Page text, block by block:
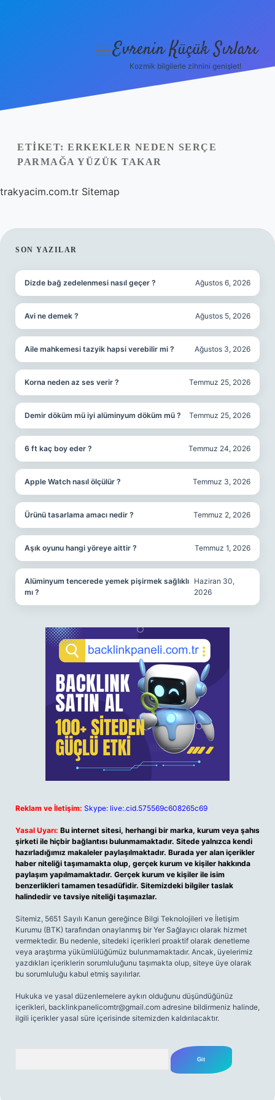
Yasal Uyarı
menüyü
Evrenin Küçük Sırları
Kozmik bilgilerle zihnini genişlet!
ETIKET: ERKEKLER NEDEN SERÇE
PARMAĞA YÜZÜK TAKAR
trakyacim.com.tr Sitemap
SIDEBAR
SON YAZILAR
Dizde bağ zedelenmesi nasıl geçer ? Ağustos 6, 2026
Avi ne demek ? Ağustos 5, 2026
Aile mahkemesi tazyik hapsi verebilir mi ? Ağustos 3, 2026
Korna neden az ses verir ? Temmuz 25, 2026
Demir döküm mü iyi alüminyum döküm mü ? Temmuz 25, 2026
6 ft kaç boy eder ? Temmuz 24, 2026
Apple Watch nasıl ölçülür ? Temmuz 3, 2026
Ürünü tasarlama amacı nedir ? Temmuz 2, 2026
Aşık oyunu hangi yöreye aittir ? Temmuz 1, 2026
Alüminyum tencerede yemek pişirmek sağlıklı
mı ?
Haziran 30,
2026
Reklam ve İletişim: Skype: live:.cid.575569c608265c69
Yasal Uyarı: Bu internet sitesi, herhangi bir marka, kurum veya şahıs
şirketi ile hiçbir bağlantısı bulunmamaktadır. Sitede yalnızca kendi
hazırladığımız makaleler paylaşılmaktadır. Burada yer alan içerikler
haber niteliği taşımamakta olup, gerçek kurum ve kişiler hakkında
paylaşım yapılmamaktadır. Gerçek kurum ve kişiler ile isim
benzerlikleri tamamen tesadüfidir. Sitemizdeki bilgiler taslak
halindedir ve tavsiye niteliği taşımazlar.
Sitemiz, 5651 Sayılı Kanun gereğince Bilgi Teknolojileri ve İletişim
Kurumu (BTK) tarafından onaylanmış bir Yer Sağlayıcı olarak hizmet
vermektedir. Bu nedenle, sitedeki içerikleri proaktif olarak denetleme
veya araştırma yükümlülüğümüz bulunmamaktadır. Ancak, üyelerimiz
yazdıkları içeriklerin sorumluluğunu taşımakta olup, siteye üye olarak
bu sorumluluğu kabul etmiş sayılırlar.
Hukuka ve yasal düzenlemelere aykırı olduğunu düşündüğünüz
içerikleri, backlinkpanelicomtr@gmail.com adresine bildirmeniz halinde,
ilgili içerikler yasal süre içerisinde sitemizden kaldırılacaktır.